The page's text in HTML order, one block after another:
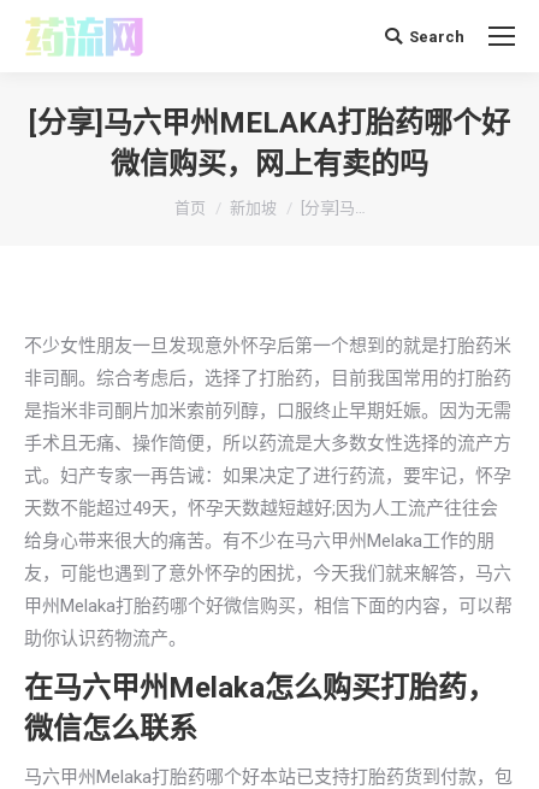
搜 Search
[分享]马六甲州MELAKA打胎药哪个好
微信购买，网上有卖的吗
你在这里：
首页 新加坡 [分享]马…
不少女性朋友一旦发现意外怀孕后第一个想到的就是打胎药米
非司酮。综合考虑后，选择了打胎药，目前我国常用的打胎药
是指米非司酮片加米索前列醇，口服终止早期妊娠。因为无需
手术且无痛、操作简便，所以药流是大多数女性选择的流产方
式。妇产专家一再告诫：如果决定了进行药流，要牢记，怀孕
天数不能超过49天，怀孕天数越短越好;因为人工流产往往会
给身心带来很大的痛苦。有不少在马六甲州Melaka工作的朋
友，可能也遇到了意外怀孕的困扰，今天我们就来解答，马六
甲州Melaka打胎药哪个好微信购买，相信下面的内容，可以帮
助你认识药物流产。
在马六甲州Melaka怎么购买打胎药，
微信怎么联系
马六甲州Melaka打胎药哪个好本站已支持打胎药货到付款，包